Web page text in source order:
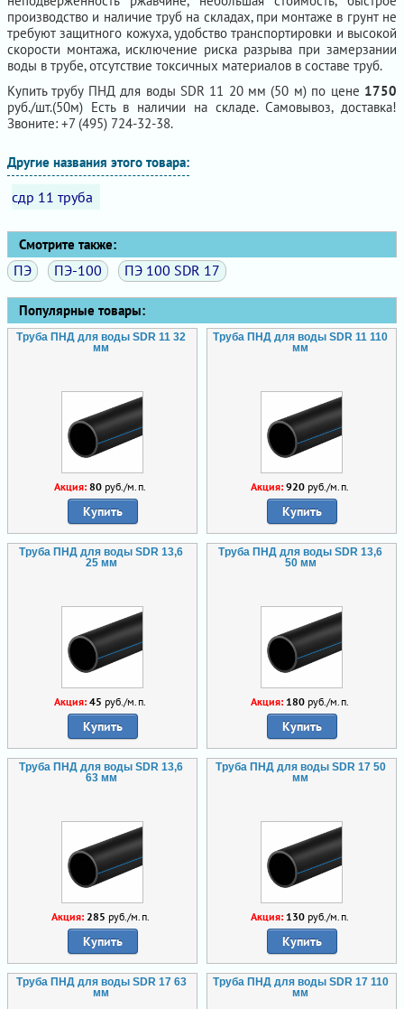
производство и наличие труб на складах, при монтаже в грунт не
требуют защитного кожуха, удобство транспортировки и высокой
скорости монтажа, исключение риска разрыва при замерзании
воды в трубе, отсутствие токсичных материалов в составе труб.
Купить трубу ПНД для воды SDR 11 20 мм (50 м) по цене 1750
руб./шт.(50м) Есть в наличии на складе. Самовывоз, доставка!
Звоните: +7 (495) 724-32-38.
Другие названия этого товара:
сдр 11 труба
Смотрите также:
ПЭ ПЭ-100 ПЭ 100 SDR 17
Популярные товары:
Труба ПНД для воды SDR 11 32
мм
Акция: 80 руб./м.п.
Купить
Труба ПНД для воды SDR 11 110
мм
Акция: 920руб./м.п.
Купить
Труба ПНД для воды SDR 13,6
25 мм
Акция: 45 руб./м.п.
Купить
Труба ПНД для воды SDR 13,6
50 мм
Акция: 180руб./м.п.
Купить
Труба ПНД для воды SDR 13,6
63 мм
Акция: 285 руб./м.п.
Купить
Труба ПНД для воды SDR 17 50
мм
Акция: 130руб./м.п.
Купить
Труба ПНД для воды SDR 17 63
мм
Труба ПНД для воды SDR 17 110
мм